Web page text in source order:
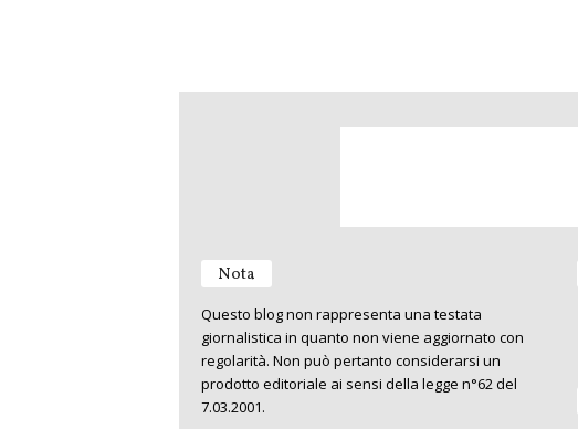
Nota
Questo blog non rappresenta una testata
giornalistica in quanto non viene aggiornato con
regolarità. Non può pertanto considerarsi un
prodotto editoriale ai sensi della legge n°62 del
7.03.2001.